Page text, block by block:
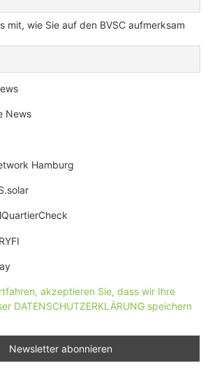
mit, wie Sie auf den BVSC aufmerksam
News
Hamburg
akzeptieren Sie, dass wir Ihre
DATENSCHUTZERKLÄRUNG speichern